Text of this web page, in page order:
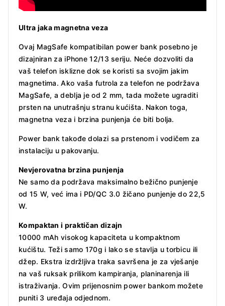
Ultra jaka magnetna veza
Ovaj MagSafe kompatibilan power bank posebno je
dizajniran za iPhone 12/13 seriju. Neće dozvoliti da
vaš telefon isklizne dok se koristi sa svojim jakim
magnetima. Ako vaša futrola za telefon ne podržava
MagSafe, a deblja je od 2 mm, tada možete ugraditi
prsten na unutrašnju stranu kućišta. Nakon toga,
magnetna veza i brzina punjenja će biti bolja.
Power bank takođe dolazi sa prstenom i vodičem za
instalaciju u pakovanju.
Nevjerovatna brzina punjenja
Ne samo da podržava maksimalno bežično punjenje
od 15 W, već ima i PD/QC 3.0 žičano punjenje do 22,5
W.
Kompaktan i praktičan dizajn
10000 mAh visokog kapaciteta u kompaktnom
kućištu. Teži samo 170g i lako se stavlja u torbicu ili
džep. Ekstra izdržljiva traka savršena je za vješanje
na vaš ruksak prilikom kampiranja, planinarenja ili
istraživanja. Ovim prijenosnim power bankom možete
puniti 3 uređaja odjednom.